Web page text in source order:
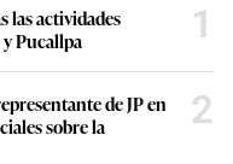
las actividades
Pucallpa
1
de JP en
sobre la
2